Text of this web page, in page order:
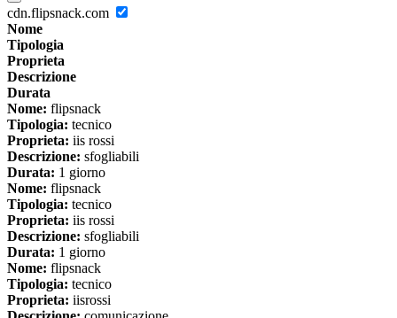
cdn.flipsnack.com
Nome
Tipologia
Proprieta
Descrizione
Durata
Nome: flipsnack
Tipologia: tecnico
Proprieta: iis rossi
Descrizione: sfogliabili
Durata: 1 giorno
Nome: flipsnack
Tipologia: tecnico
Proprieta: iis rossi
Descrizione: sfogliabili
Durata: 1 giorno
Nome: flipsnack
Tipologia: tecnico
Proprieta: iisrossi